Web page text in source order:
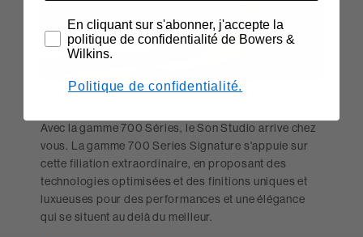
Avec la gamme 700 Séries, le Son Studio arrive chez
vous. La gamme 700 Series Signature s'appuie sur
cette filiation extraordinaire, en proposant des
technologies optimisées et des finitions uniques et
luxueuses pour des performances et une élégance
qui se situent au delà du meilleur.
En cliquant sur s'abonner, j'accepte la
politique de confidentialité de Bowers &
Wilkins.
Politique de confidentialité.